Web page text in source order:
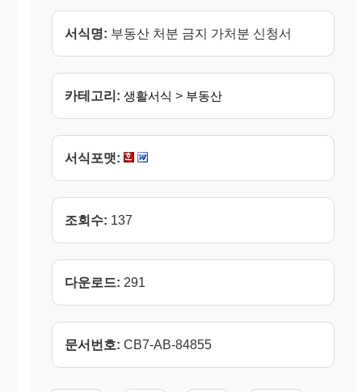
서식명: 부동산 처분 금지 가처분 신청서
카테고리: 생활서식 > 부동산
서식포맷:
조회수: 137
다운로드: 291
문서번호: CB7-AB-84855